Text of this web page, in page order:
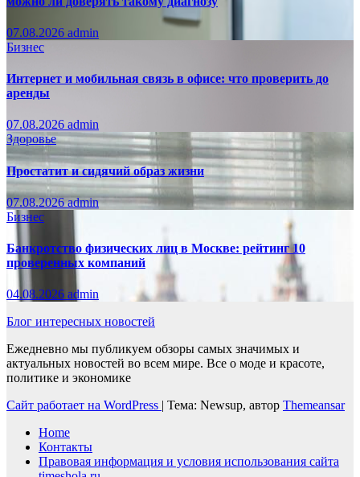
07.08.2026 admin
Бизнес
Интернет и мобильная связь в офисе: что проверить до
аренды
07.08.2026 admin
Здоровье
Простатит и сидячий образ жизни
07.08.2026admin
Бизнес
Банкротство физических лиц в Москве: рейтинг 10
проверенных компаний
04.08.2026 admin
Блог интересных новостей
Ежедневно мы публикуем обзоры самых значимых и
актуальных новостей во всем мире. Все о моде и красоте,
политике и экономике
Сайт работает на WordPress
Тема: Newsup, автор Themeansar
Home
Контакты
Правовая информация и условия использования сайта